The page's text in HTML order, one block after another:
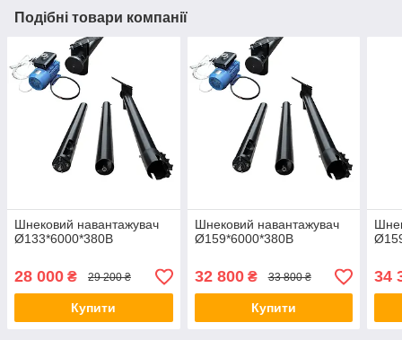
Подібні товари компанії
Шнековий навантажувач
Ø133*6000*380В
28 000 ₴ 29 200 ₴
Купити
Шнековий навантажувач
Ø159*6000*380В
32 800₴ 33 800 ₴
Купити
34